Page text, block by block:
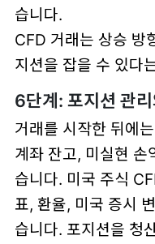
습니다.
CFD 거래는 상승 방
지션을 잡을 수 있다
6단계: 포지션 관리
거래를 시작한 뒤에
계좌 잔고, 미실현 손
습니다. 미국 주식
표, 환율, 미국 증시
습니다. 포지션을 청